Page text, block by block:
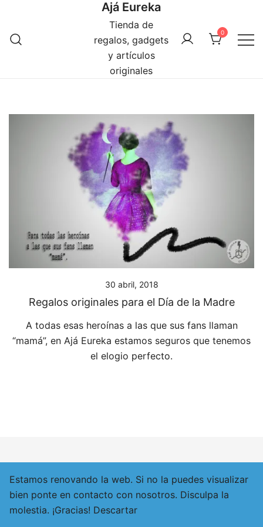
contenido
Ajá Eureka
Tienda de
regalos, gadgets
y artículos
originales
0
30 abril, 2018
Regalos originales para el Día de la Madre
A todas esas heroínas a las que sus fans llaman
“mamá”, en Ajá Eureka estamos seguros que tenemos
el elogio perfecto.
Estamos renovando la web. Si no la puedes visualizar
bien ponte en contacto con nosotros. Disculpa la
molestia. ¡Gracias! Descartar